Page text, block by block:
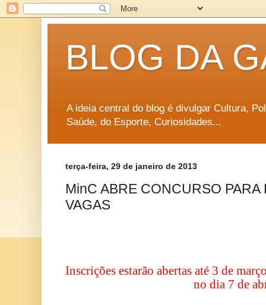
BLOG DA
A ideia central do blog é divulgar Cultura,
Saúde, do Esporte, Curiosidades...
terça-feira, 29 de janeiro de 2013
MinC ABRE CONCURSO
VAGAS
Inscrições estarão abertas até 3 de
no dia 7 de